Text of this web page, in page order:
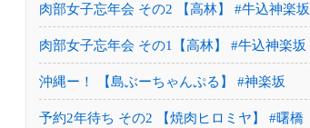
肉部女子忘年会 その2 【高林】 #牛込神楽坂
肉部女子忘年会 その1【高林】 #牛込神楽坂
沖縄ー！ 【島ぶーちゃんぷる】 #神楽坂
予約2年待ち その2 【焼肉ヒロミヤ】 #曙橋